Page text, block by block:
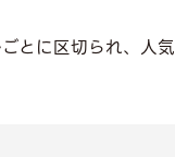
とに区切られ、人気